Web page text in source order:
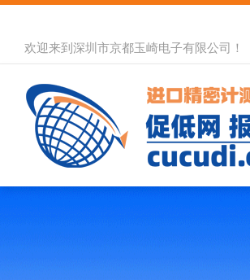
欢迎来到深圳市京都玉崎电子有限公司！